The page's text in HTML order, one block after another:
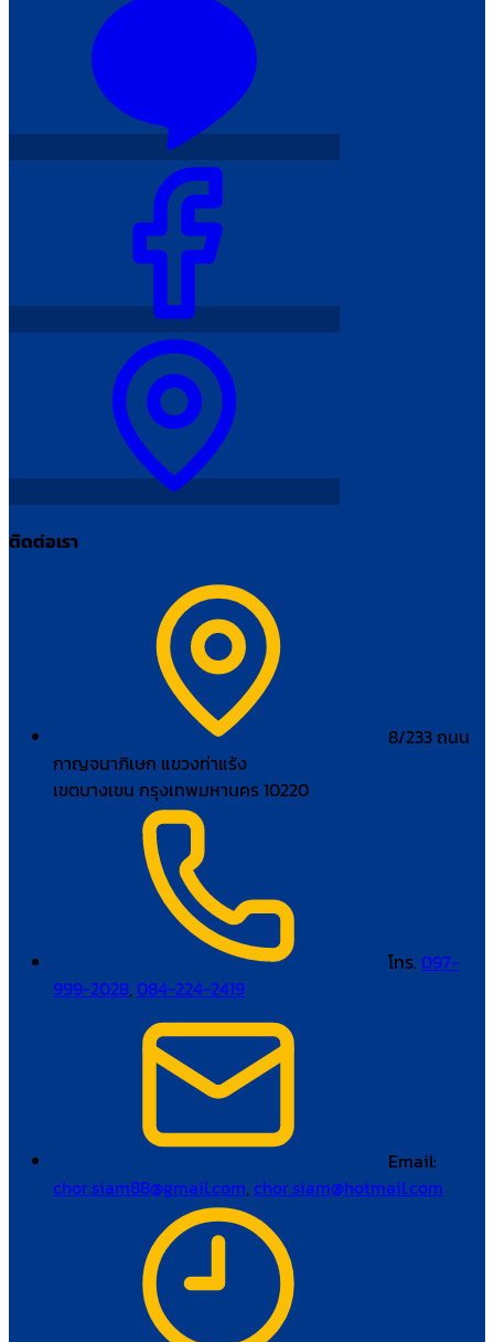
ติดต่อเรา
8/233 ถนน
กาญจนาภิเษก แขวงท่าแร้ง
เขตบางเขน กรุงเทพมหานคร 10220
โทร. 097-
999-2028,084-224-2419
Email:
chor.siam88@gmail.com,chor.siam@hotmail.com